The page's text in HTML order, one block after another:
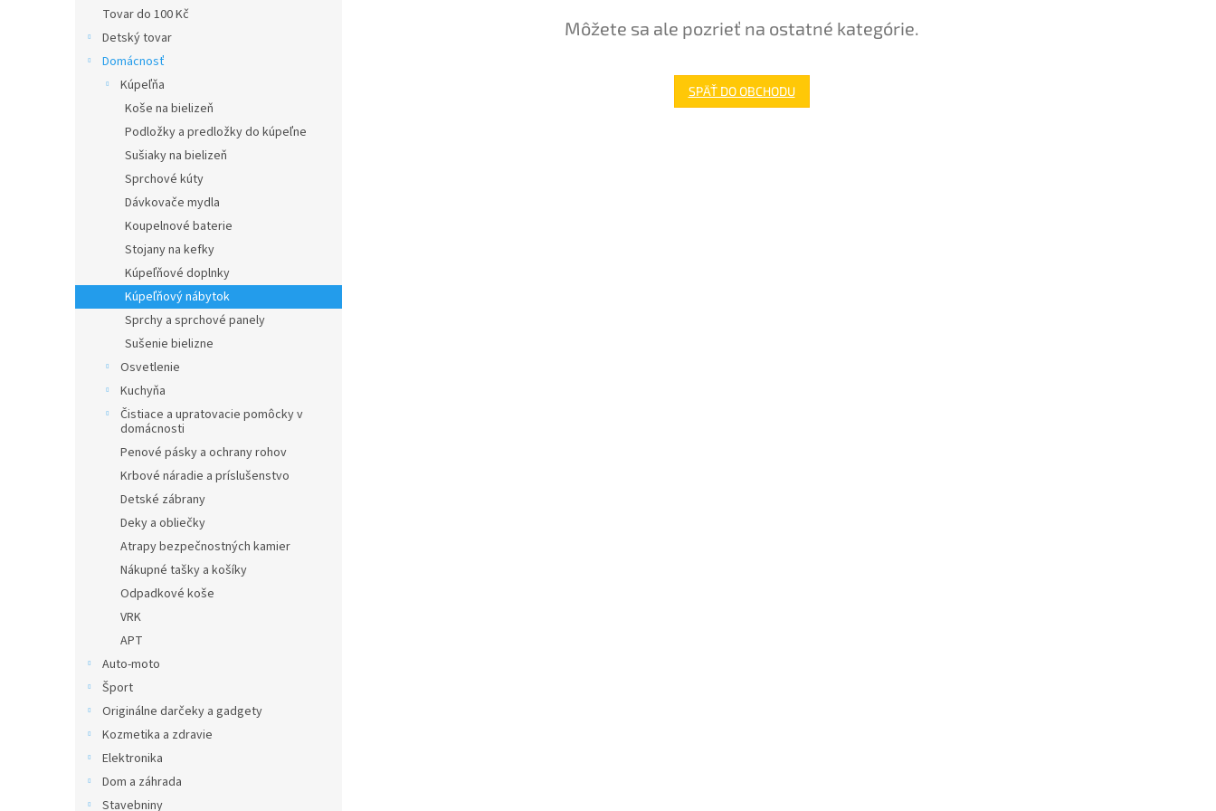
Tovar do 100 Kč
Detský tovar
Domácnosť
Kúpeľňa
Koše na bielizeň
Podložky a predložky do kúpeľne
Sušiaky na bielizeň
Sprchové kúty
Dávkovače mydla
Koupelnové baterie
Stojany na kefky
Kúpeľňové doplnky
Kúpeľňový nábytok
Sprchy a sprchové panely
Sušenie bielizne
Osvetlenie
Kuchyňa
Čistiace a upratovacie pomôcky v
domácnosti
Penové pásky a ochrany rohov
Krbové náradie a príslušenstvo
Detské zábrany
Deky a obliečky
Atrapy bezpečnostných kamier
Nákupné tašky a košíky
Odpadkové koše
VRK
APT
Auto-moto
Šport
Originálne darčeky a gadgety
Kozmetika a zdravie
Elektronika
Dom a záhrada
Stavebniny
Môžete sa ale pozrieť na ostatné kategórie.
SPÄŤ DO OBCHODU